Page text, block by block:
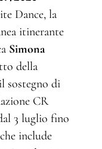
Dance, la
itinerante
Simona
della
sostegno di
CR
3 luglio fino
include